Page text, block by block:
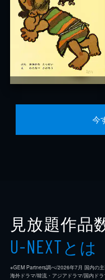
今
見放題作品
U-NEXTとは
※GEM Partners調べ/2026年7⽉ 国内の
海外ドラマ/韓流・アジアドラマ/国内ド